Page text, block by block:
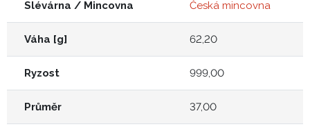
Slévárna / Mincovna Česká mincovna
Váha [g] 62,20
Ryzost 999,00
Průměr 37,00